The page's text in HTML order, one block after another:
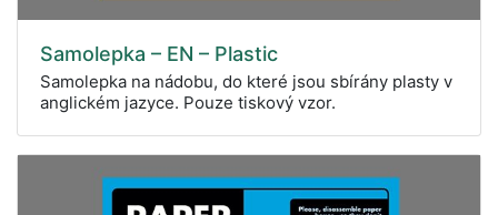
Samolepka – EN – Plastic
Samolepka na nádobu, do které jsou sbírány plasty v
anglickém jazyce. Pouze tiskový vzor.